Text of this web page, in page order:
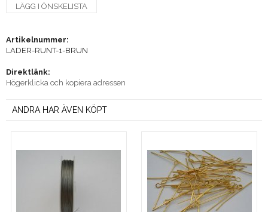
LÄGG I ÖNSKELISTA
Artikelnummer:
LADER-RUNT-1-BRUN
Direktlänk:
Högerklicka och kopiera adressen
ANDRA HAR ÄVEN KÖPT